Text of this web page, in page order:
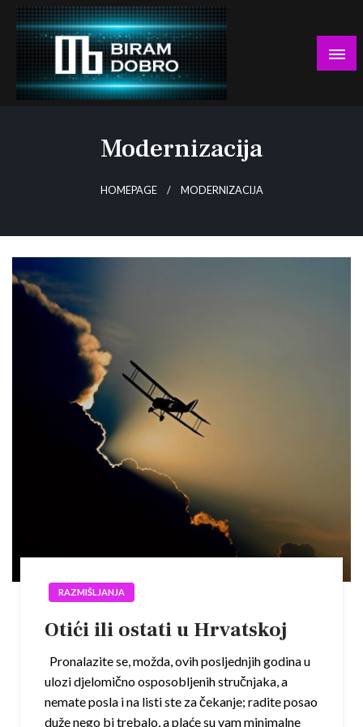
Skip
content
Modernizacija
HOMEPAGE MODERNIZACIJA
RAZMIŠLJANJA
Otići ili ostati u Hrvatskoj
Pronalazite se, možda, ovih posljednjih godina u
ulozi djelomično osposobljenih stručnjaka, a
nemate posla i na listi ste za čekanje; radite posao
duže nego bi trebalo, a plaće su vam minimalne